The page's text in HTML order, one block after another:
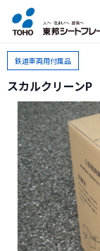
鉄道車両用付属品
スカルクリーンP